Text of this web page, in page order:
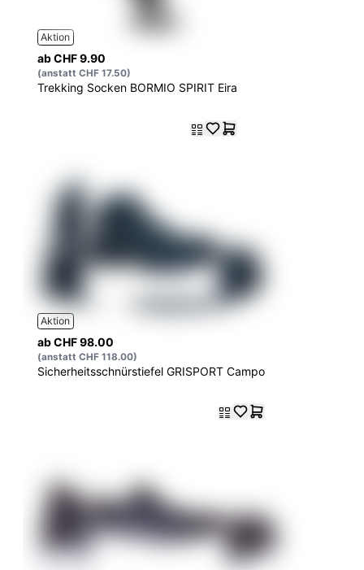
Aktion
ab CHF 9.90
(anstatt CHF 17.50)
Trekking Socken BORMIO SPIRIT Eira
Aktion
ab CHF 98.00
(anstatt CHF 118.00)
Sicherheitsschnürstiefel GRISPORT Campo